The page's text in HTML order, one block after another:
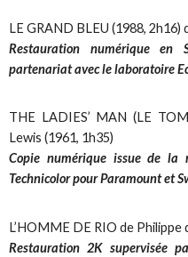
LE GRAND BLEU (1988, 2h16)
Restauration numérique en
partenariat avec le laboratoire
THE LADIES’ MAN (LE
Lewis (1961, 1h35)
Copie numérique issue de
Technicolor pour Paramount et
L’HOMME DE RIO de
Restauration 2K supervisée